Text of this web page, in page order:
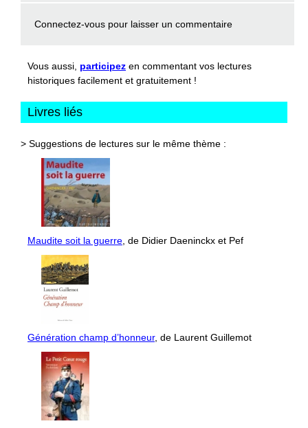
Connectez-vous pour laisser un commentaire
Vous aussi, participez en commentant vos lectures
historiques facilement et gratuitement !
Livres liés
> Suggestions de lectures sur le même thème :
Maudite soit la guerre, de Didier Daeninckx et Pef
Génération champ d’honneur, de Laurent Guillemot